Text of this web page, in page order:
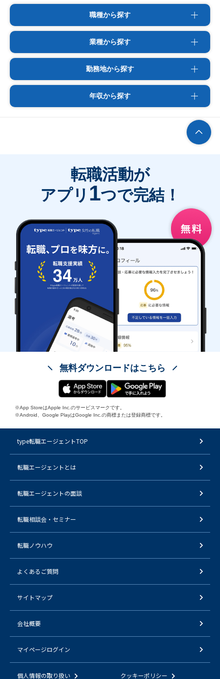
職種から探す
業種から探す
勤務地から探す
年収から探す
転職活動が
アプリ 1つで完結！
無料ダウンロードはこちら
※App StoreはApple Inc.のサービスマークです。
※Android、Google PlayはGoogle Inc.の商標または登録商標です。
type転職エージェントTOP
転職エージェントとは
転職エージェントの面談
転職相談会・セミナー
転職ノウハウ
よくあるご質問
サイトマップ
会社概要
マイページログイン
個人情報の取り扱い クッキーポリシー